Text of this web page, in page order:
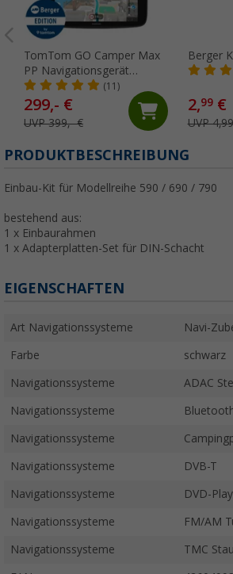
TomTom GO Camper Max
PP Navigationsgerät
Berger-Edition 7 Zoll
(11)
299,- €
UVP 399,- €
Berger
2,99€
UVP
PRODUKTBESCHREIBUNG
Einbau-Kit für Modellreihe 590 / 690 / 790
bestehend aus:
1 x Einbaurahmen
1 x Adapterplatten-Set für DIN-Schacht
EIGENSCHAFTEN
Art Navigationssysteme Navi-
Farbe schwarz
Navigationssysteme ADAC
Navigationssysteme
Navigationssysteme
Navigationssysteme DVB-T
Navigationssysteme DVD-
Navigationssysteme FM/AM
Navigationssysteme TMC